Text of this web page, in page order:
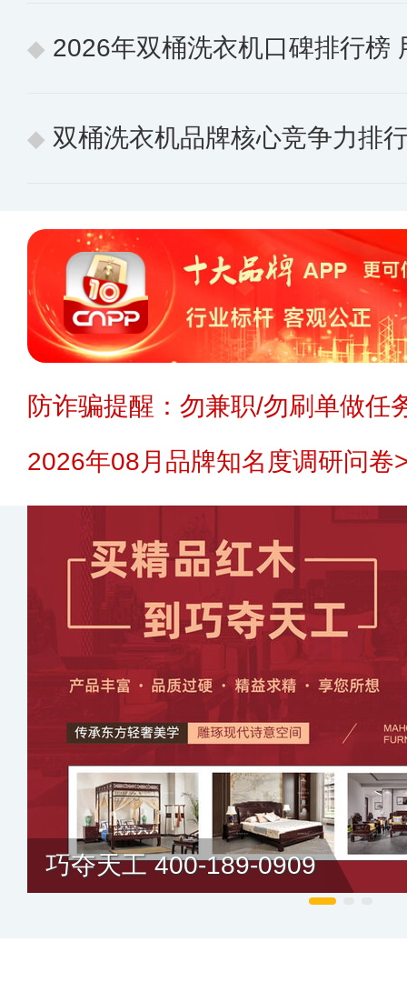
2026年双桶洗衣机口碑排行榜 用户认
双桶洗衣机品牌核心竞争力排行榜 10个
防诈骗提醒：勿兼职/勿刷单做任
2026年08月品牌知名度调研问卷
巧夺天工 400-189-0909